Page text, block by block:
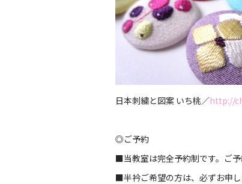
日本刺繍と図案 いち桃／http://
◎ご予約
■当教室は完全予約制です。ご予
■半衿ご希望の方は、必ずお申